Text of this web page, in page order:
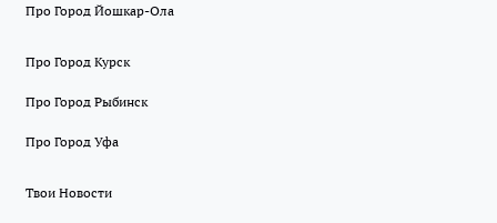
Про Город Йошкар-Ола
Про Город Курск
Про Город Рыбинск
Про Город Уфа
Твои Новости